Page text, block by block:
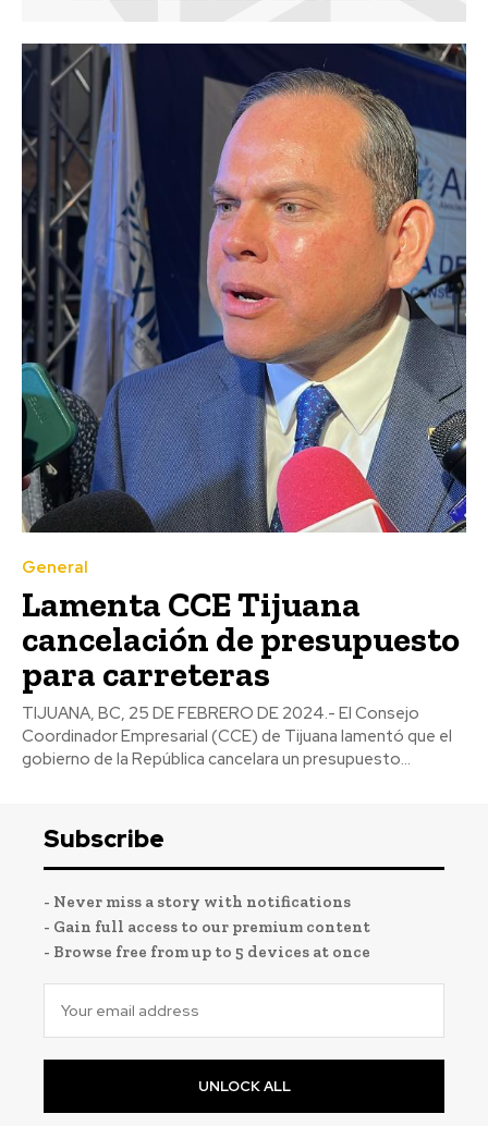
General
Lamenta CCE Tijuana
cancelación de presupuesto
para carreteras
TIJUANA, BC, 25 DE FEBRERO DE 2024.- El Consejo
Coordinador Empresarial (CCE) de Tijuana lamentó que el
gobierno de la República cancelara un presupuesto...
Subscribe
- Never miss a story with notifications
- Gain full access to our premium content
- Browse free from up to 5 devices at once
UNLOCK ALL